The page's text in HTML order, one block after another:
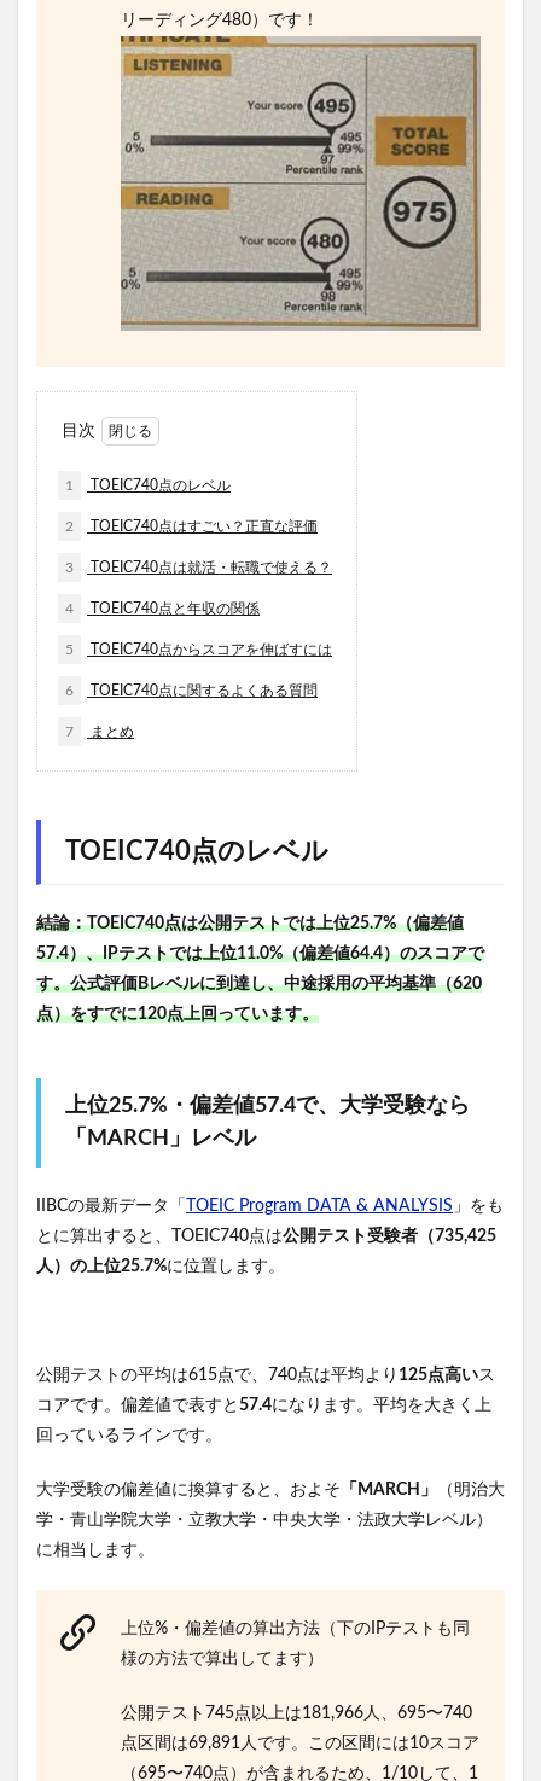
リーディング480）です！
目次
1 TOEIC740点のレベル
2 TOEIC740点はすごい？正直な評価
3 TOEIC740点は就活・転職で使える？
4 TOEIC740点と年収の関係
5 TOEIC740点からスコアを伸ばすには
6 TOEIC740点に関するよくある質問
7 まとめ
TOEIC740点のレベル
結論：TOEIC740点は公開テストでは上位25.7%（偏差値
57.4）、IPテストでは上位11.0%（偏差値64.4）のスコアで
す。公式評価Bレベルに到達し、中途採用の平均基準（620
点）をすでに120点上回っています。
上位25.7%・偏差値57.4で、大学受験なら
「MARCH」レベル
IIBCの最新データ「 TOEIC Program DATA & ANALYSIS 」をも
とに算出すると、TOEIC740点は公開テスト受験者（735,425
人）の上位25.7%に位置します。
公開テストの平均は615点で、740点は平均より 125点高いス
コアです。偏差値で表すと 57.4になります。平均を大きく上
回っているラインです。
大学受験の偏差値に換算すると、およそ 「MARCH」
（明治大
学・青山学院大学・立教大学・中央大学・法政大学レベル）
に相当します。
上位%・偏差値の算出方法（下のIPテストも同
様の方法で算出してます）
公開テスト745点以上は181,966人、695〜740
点区間は69,891人です。この区間には10スコア
（695〜740点）が含まれるため、1/10して、1